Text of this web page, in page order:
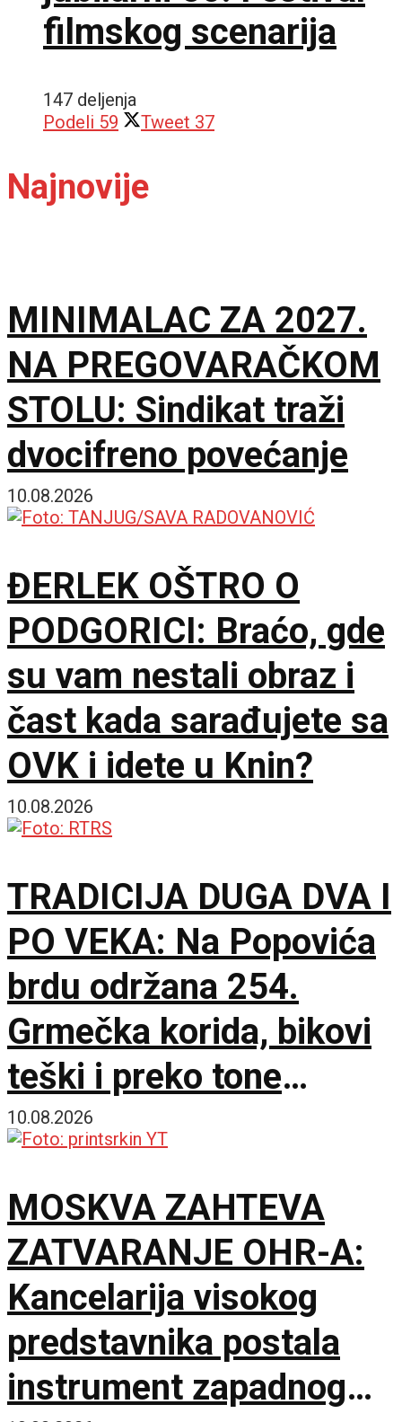
filmskog scenarija
147 deljenja
Podeli 59 Tweet 37
Najnovije
MINIMALAC ZA 2027.
NA PREGOVARAČKOM
STOLU: Sindikat traži
dvocifreno povećanje
10.08.2026
ĐERLEK OŠTRO O
PODGORICI: Braćo, gde
su vam nestali obraz i
čast kada sarađujete sa
OVK i idete u Knin?
10.08.2026
TRADICIJA DUGA DVA I
PO VEKA: Na Popovića
brdu održana 254.
Grmečka korida, bikovi
teški i preko tone
ukrstili rogove
10.08.2026
MOSKVA ZAHTEVA
ZATVARANJE OHR-A:
Kancelarija visokog
predstavnika postala
instrument zapadnog